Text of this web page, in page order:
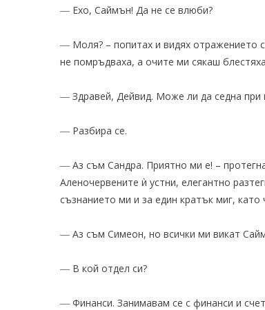
― Ехо, Саймън! Да не се влюби?
― Моля? – попитах и видях отражението
не помръдваха, а очите ми сякаш
― Здравей, Дейвид. Може ли да седна при
― Разбира се.
― Аз съм Сандра. Приятно ми е! –
Аленочервените ѝ устни, елегантно
съзнанието ми и за един кратък миг,
― Аз съм Симеон, но всички ми викат
― В кой отдел си?
― Финанси. Занимавам се с финанси и